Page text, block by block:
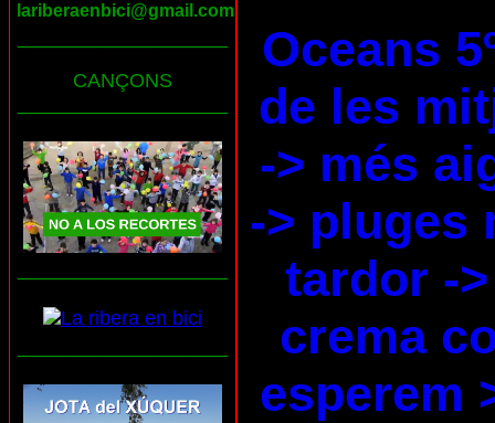
lariberaenbici@gmail.com
CANÇONS
Oceans
de les
-> més
-> pluges
tardor -
crema
esperem